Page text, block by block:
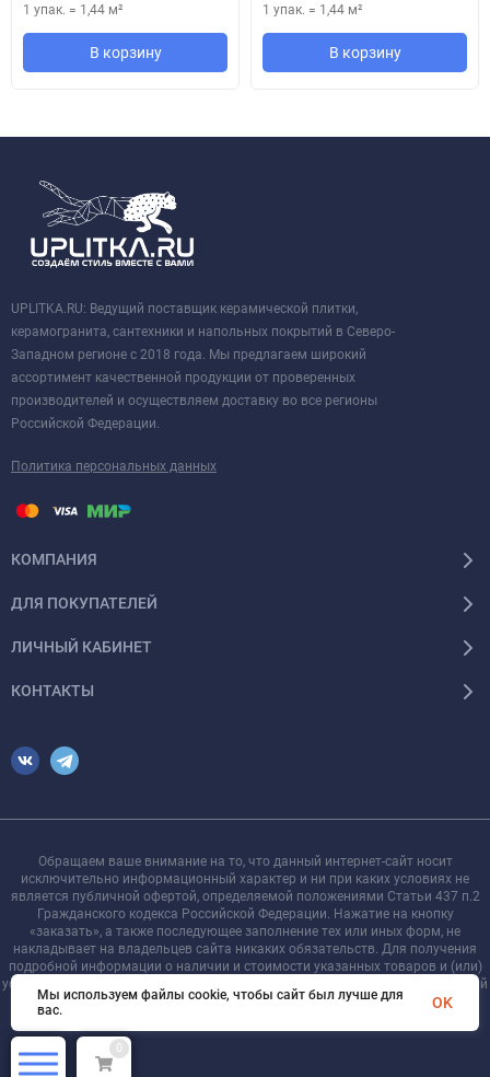
1 упак. = 1,44 м²
В корзину
1 упак. = 1,44 м²
В корзину
UPLITKA.RU: Ведущий поставщик керамической плитки,
керамогранита, сантехники и напольных покрытий в Северо-
Западном регионе с 2018 года. Мы предлагаем широкий
ассортимент качественной продукции от проверенных
производителей и осуществляем доставку во все регионы
Российской Федерации.
Политика персональных данных
КОМПАНИЯ
ДЛЯ ПОКУПАТЕЛЕЙ
ЛИЧНЫЙ КАБИНЕТ
КОНТАКТЫ
Обращаем ваше внимание на то, что данный интернет-сайт носит
исключительно информационный характер и ни при каких условиях не
является публичной офертой, определяемой положениями Статьи 437 п.2
Гражданского кодекса Российской Федерации. Нажатие на кнопку
«заказать», а также последующее заполнение тех или иных форм, не
накладывает на владельцев сайта никаких обязательств. Для получения
подробной информации о наличии и стоимости указанных товаров и (или)
услуг, пожалуйста, обращайтесь к менеджеру сайта с помощью специальной
формы связи или по телефону +7 921 755-09-90
0
Мы используем файлы cookie, чтобы сайт был лучше для
вас.
OK